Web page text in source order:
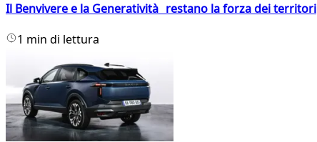
Il Benvivere e la Generatività restano la forza dei territori
1 min di lettura